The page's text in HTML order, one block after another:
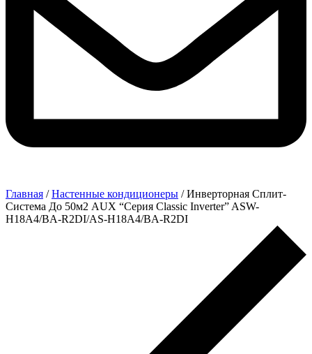
Главная /Настенные кондиционеры / Инверторная Сплит-
Система До 50м2 AUX “Серия Classic Inverter” ASW-
H18A4/BA-R2DI/AS-H18A4/BA-R2DI